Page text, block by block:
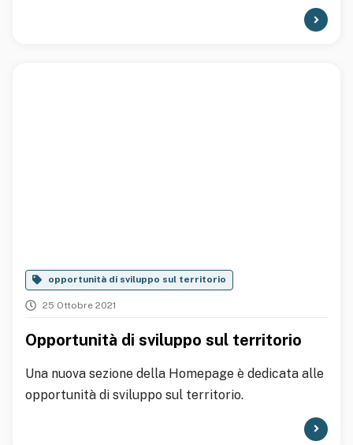
opportunità di sviluppo sul territorio
25 Ottobre 2021
Opportunità di sviluppo sul territorio
Una nuova sezione della Homepage è dedicata alle
opportunità di sviluppo sul territorio.